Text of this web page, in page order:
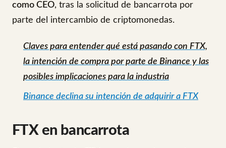
como CEO, tras la solicitud de bancarrota por
parte del intercambio de criptomonedas.
Claves para entender qué está pasando con FTX,
la intención de compra por parte de Binance y las
posibles implicaciones para la industria
Binance declina su intención de adquirir a FTX
FTX en bancarrota